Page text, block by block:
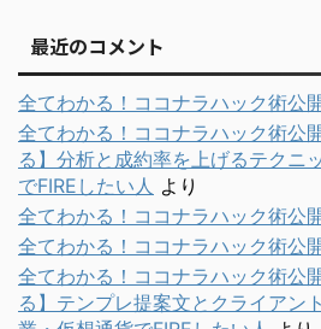
最近のコメント
全てわかる！ココナラハック術公
全てわかる！ココナラハック術公
る】分析と成約率を上げるテクニ
でFIREしたい人 より
全てわかる！ココナラハック術公
全てわかる！ココナラハック術公
全てわかる！ココナラハック術公
る】テンプレ提案文とクライアン